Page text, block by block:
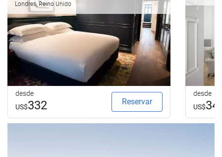
Londres, Reino Unido
desde
US$332 Reservar
desde
US$